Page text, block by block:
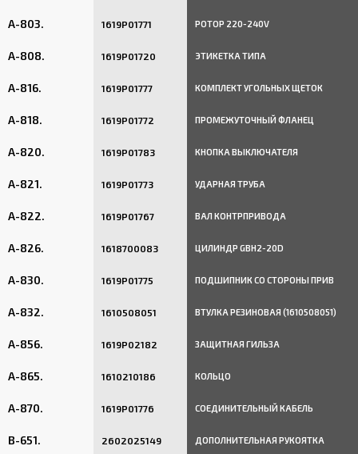
A-803. 1619P01771 РОТОР 220-240V
A-808. 1619P01720 ЭТИКЕТКА ТИПА
A-816. 1619P01777 КОМПЛЕКТ УГОЛЬНЫХ ЩЕТОК
A-818. 1619P01772 ПРОМЕЖУТОЧНЫЙ ФЛАНЕЦ
A-820. 1619P01783 КНОПКА ВЫКЛЮЧАТЕЛЯ
A-821. 1619P01773 УДАРНАЯ ТРУБА
A-822. 1619P01767 ВАЛ КОНТРПРИВОДА
A-826. 1618700083 ЦИЛИНДР GBH2-20D
A-830. 1619P01775 ПОДШИПНИК СО СТОРОНЫ ПРИВ
A-832. 1610508051 ВТУЛКА РЕЗИНОВАЯ (1610508051)
A-856. 1619P02182 ЗАЩИТНАЯ ГИЛЬЗА
A-865. 1610210186 КОЛЬЦО
A-870. 1619P01776 СОЕДИНИТЕЛЬНЫЙ КАБЕЛЬ
B-651. 2602025149 ДОПОЛНИТЕЛЬНАЯ РУКОЯТКА